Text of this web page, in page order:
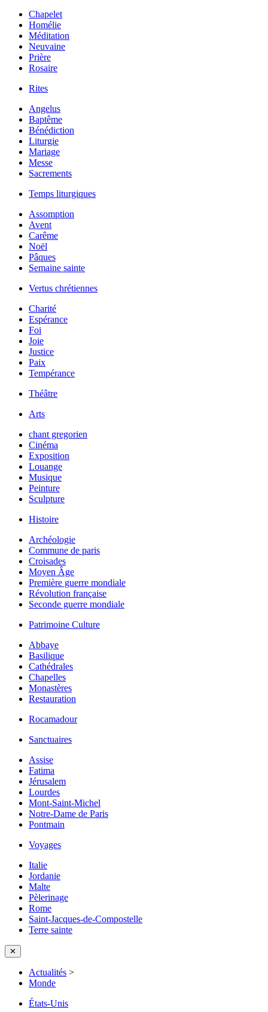
Chapelet
Homélie
Méditation
Neuvaine
Prière
Rosaire
Rites
Angelus
Baptême
Bénédiction
Liturgie
Mariage
Messe
Sacrements
Temps liturgiques
Assomption
Avent
Carême
Noël
Pâques
Semaine sainte
Vertus chrétiennes
Charité
Espérance
Foi
Joie
Justice
Paix
Tempérance
Théâtre
Arts
chant gregorien
Cinéma
Exposition
Louange
Musique
Peinture
Sculpture
Histoire
Archéologie
Commune de paris
Croisades
Moyen Âge
Première guerre mondiale
Révolution française
Seconde guerre mondiale
Patrimoine Culture
Abbaye
Basilique
Cathédrales
Chapelles
Monastères
Restauration
Rocamadour
Sanctuaires
Assise
Fatima
Jérusalem
Lourdes
Mont-Saint-Michel
Notre-Dame de Paris
Pontmain
Voyages
Italie
Jordanie
Malte
Pèlerinage
Rome
Saint-Jacques-de-Compostelle
Terre sainte
✕
Actualités >
Monde
États-Unis